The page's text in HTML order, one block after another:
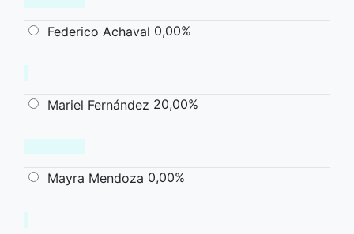
Federico Achaval 0,00%
Mariel Fernández 20,00%
Mayra Mendoza 0,00%